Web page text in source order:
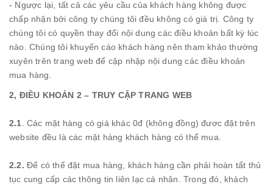
- Ngược lại, tất cả các yêu cầu của khách hàng không được
chấp nhận bởi công ty chúng tôi đều không có giá trị. Công ty
chúng tôi có quyền thay đổi nội dung các điều khoản bất kỳ lúc
nào. Chúng tôi khuyến cáo khách hàng nên tham khảo thường
xuyên trên trang web để cập nhập nội dung các điều khoản
mua hàng.
2, ĐIỀU KHOẢN 2 – TRUY CẬP TRANG WEB
2.1 . Các mặt hàng có giá khác 0đ (không đồng) đươc đặt trên
website đều là các mặt hàng khách hàng có thể mua.
2.2. Để có thể đặt mua hàng, khách hàng cần phải hoàn tất thủ
tục cung cấp các thông tin liên lạc cá nhân. Trong đó, khách